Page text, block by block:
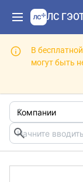
ЛС
В
могут быть